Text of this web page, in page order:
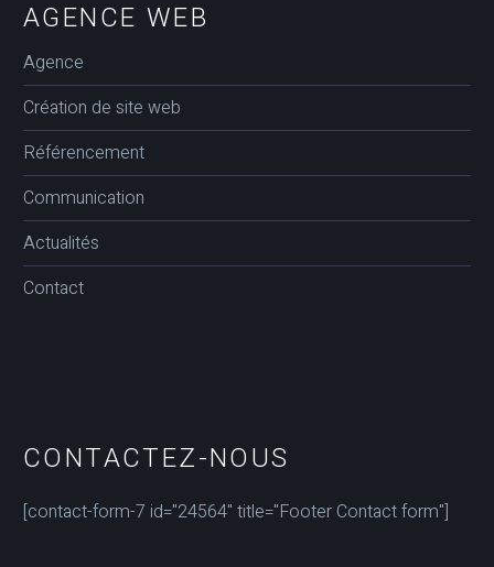
AGENCE WEB
Agence
Création de site web
Référencement
Communication
Actualités
Contact
CONTACTEZ-NOUS
[contact-form-7 id="24564" title="Footer Contact form"]